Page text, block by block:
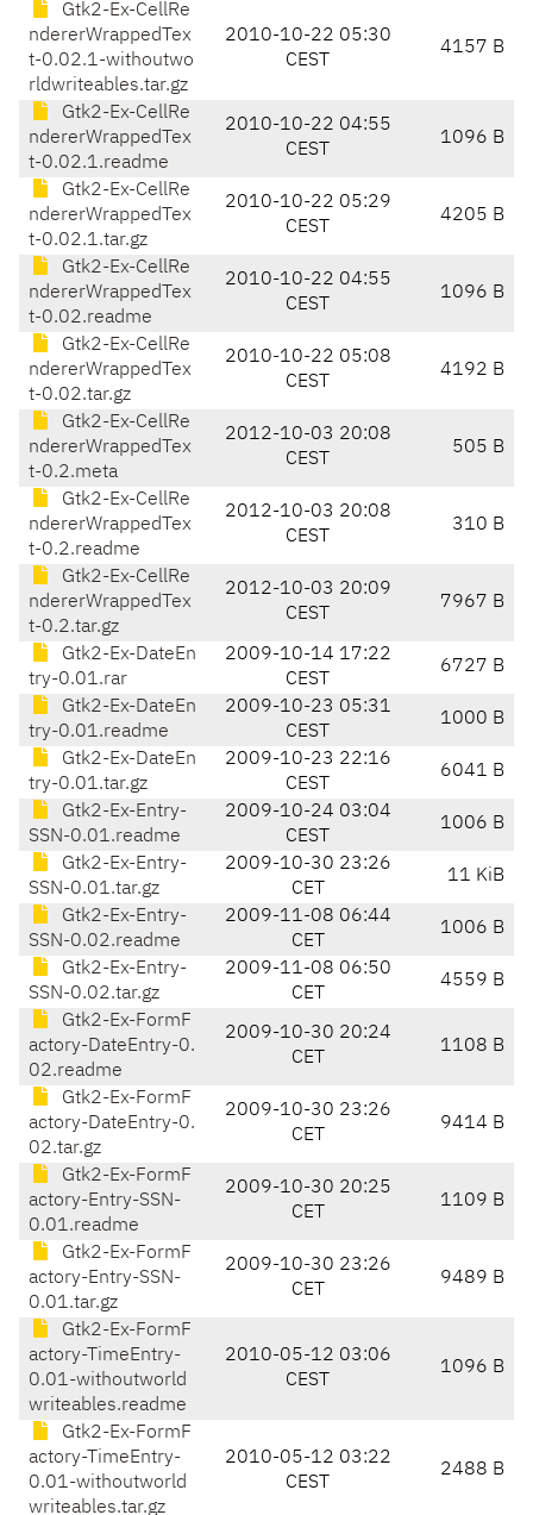
Gtk2-Ex-CellRe
ndererWrappedTex
t-0.02.1-withoutwo
rldwriteables.tar.gz
2010-10-22 05:30
CEST
4157 B
Gtk2-Ex-CellRe
ndererWrappedTex
t-0.02.1.readme
2010-10-22 04:55
CEST
1096 B
Gtk2-Ex-CellRe
ndererWrappedTex
t-0.02.1.tar.gz
2010-10-22 05:29
CEST
4205 B
Gtk2-Ex-CellRe
ndererWrappedTex
t-0.02.readme
2010-10-22 04:55
CEST
1096 B
Gtk2-Ex-CellRe
ndererWrappedTex
t-0.02.tar.gz
2010-10-22 05:08
CEST
4192 B
Gtk2-Ex-CellRe
ndererWrappedTex
t-0.2.meta
2012-10-03 20:08
CEST
505 B
Gtk2-Ex-CellRe
ndererWrappedTex
t-0.2.readme
2012-10-03 20:08
CEST
310 B
Gtk2-Ex-CellRe
ndererWrappedTex
t-0.2.tar.gz
2012-10-03 20:09
CEST
7967 B
Gtk2-Ex-DateEn
try-0.01.rar
2009-10-14 17:22
CEST
6727 B
Gtk2-Ex-DateEn
try-0.01.readme
2009-10-23 05:31
CEST
1000 B
Gtk2-Ex-DateEn
try-0.01.tar.gz
2009-10-23 22:16
CEST
6041 B
Gtk2-Ex-Entry-
SSN-0.01.readme
2009-10-24 03:04
CEST
1006 B
Gtk2-Ex-Entry-
SSN-0.01.tar.gz
2009-10-30 23:26
CET
11 KiB
Gtk2-Ex-Entry-
SSN-0.02.readme
2009-11-08 06:44
CET
1006 B
Gtk2-Ex-Entry-
SSN-0.02.tar.gz
2009-11-08 06:50
CET
4559 B
Gtk2-Ex-FormF
actory-DateEntry-0.
02.readme
2009-10-30 20:24
CET
1108 B
Gtk2-Ex-FormF
actory-DateEntry-0.
02.tar.gz
2009-10-30 23:26
CET
9414 B
Gtk2-Ex-FormF
actory-Entry-SSN-
0.01.readme
2009-10-30 20:25
CET
1109 B
Gtk2-Ex-FormF
actory-Entry-SSN-
0.01.tar.gz
2009-10-30 23:26
CET
9489 B
Gtk2-Ex-FormF
actory-TimeEntry-
0.01-withoutworld
writeables.readme
2010-05-12 03:06
CEST
1096 B
Gtk2-Ex-FormF
actory-TimeEntry-
0.01-withoutworld
writeables.tar.gz
2010-05-12 03:22
CEST
2488 B